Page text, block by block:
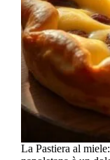
La Pastiera al